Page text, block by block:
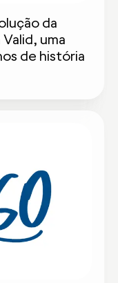
da
uma
de história